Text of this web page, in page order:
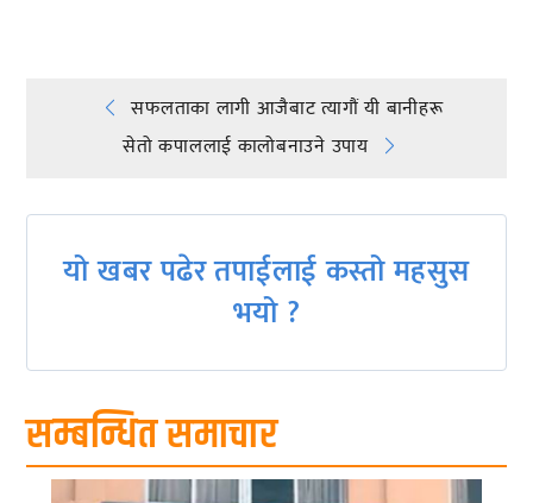
Post
navigation
सफलताका लागी आजैबाट त्यागौं यी बानीहरू
सेतो कपाललाई कालोबनाउने उपाय
यो खबर पढेर तपाईलाई कस्तो महसुस
भयो ?
सम्बन्धित समाचार